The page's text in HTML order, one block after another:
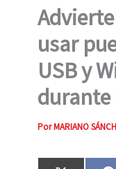
usar
USB y
durante
PorMARIANO